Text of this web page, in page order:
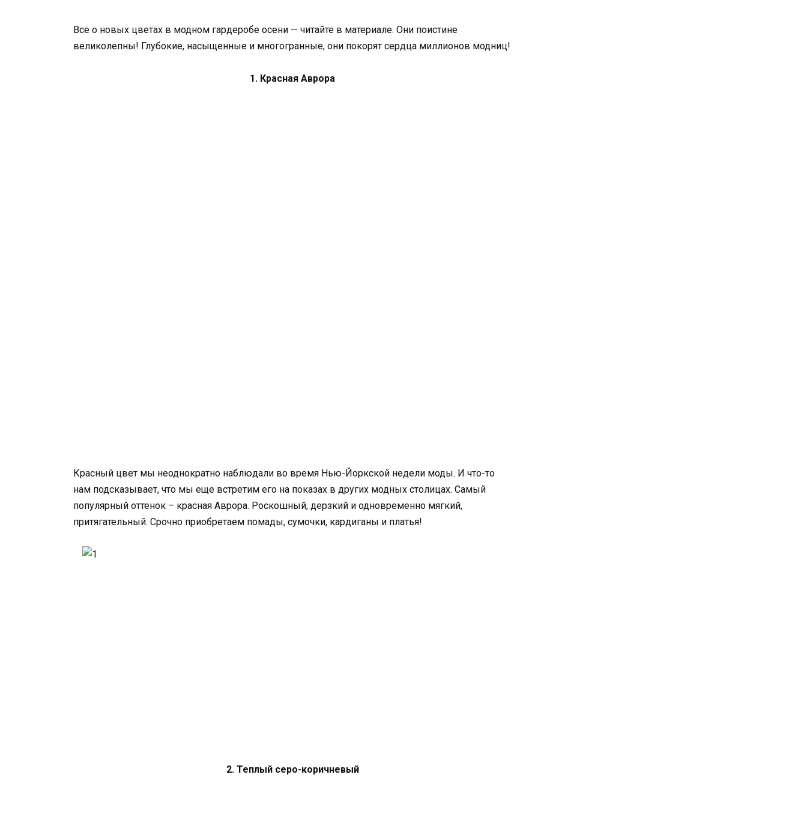
Все о новых цветах в модном гардеробе осени — читайте в материале. Они поистине
великолепны! Глубокие, насыщенные и многогранные, они покорят сердца миллионов модниц!
1. Красная Аврора
Красный цвет мы неоднократно наблюдали во время Нью-Йоркской недели моды. И что-то
нам подсказывает, что мы еще встретим его на показах в других модных столицах. Самый
популярный оттенок – красная Аврора. Роскошный, дерзкий и одновременно мягкий,
притягательный. Срочно приобретаем помады, сумочки, кардиганы и платья!
2. Теплый серо-коричневый